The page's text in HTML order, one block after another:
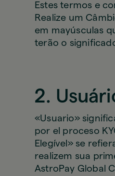
Estes termos e
Realize um
em mayúsculas
terão o
2.
«Usuario»
por el proceso
Elegível» se
realizem sua
AstroPay Global